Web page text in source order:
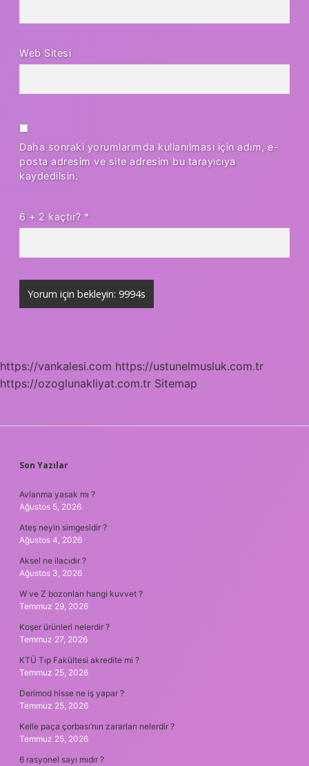
Web Sitesi
Daha sonraki yorumlarımda kullanılması için adım, e-
posta adresim ve site adresim bu tarayıcıya
kaydedilsin.
6 + 2 kaçtır? *
https://vankalesi.com https://ustunelmusluk.com.tr
https://ozoglunakliyat.com.tr Sitemap
SIDEBAR
Son Yazılar
Avlanma yasak mı ?
Ağustos 5, 2026
Ateş neyin simgesidir ?
Ağustos 4, 2026
Aksel ne ilacıdır ?
Ağustos 3, 2026
W ve Z bozonları hangi kuvvet ?
Temmuz 29, 2026
Koşer ürünleri nelerdir ?
Temmuz 27, 2026
KTÜ Tıp Fakültesi akredite mi ?
Temmuz 25, 2026
Derimod hisse ne iş yapar ?
Temmuz 25, 2026
Kelle paça çorbası’nın zararları nelerdir ?
Temmuz 25, 2026
6 rasyonel sayı mıdır ?